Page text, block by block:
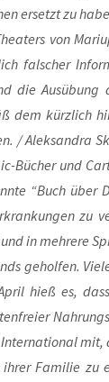
ersetzt zu
von
fal­scher
die
dem kürz­lich
/ Alek­san­dra
Bücher und
“Buch über
zu
in meh­re­re
gehol­fen.
hieß es,
Fami­lie zu